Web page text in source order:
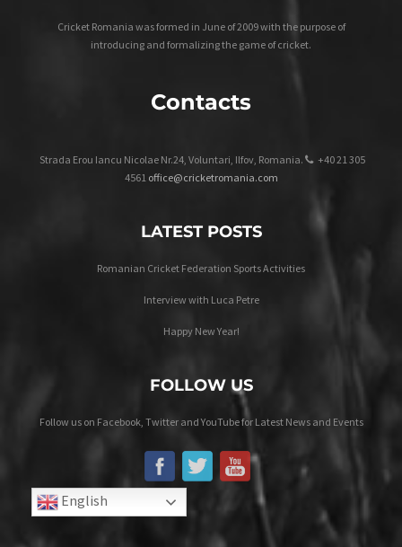
Cricket Romania was formed in June of 2009 with the purpose of
introducing and formalizing the game of cricket.
Contacts
Strada Erou Iancu Nicolae Nr.24, Voluntari, Ilfov, Romania.
+40 21 305
4561 office@cricketromania.com
LATEST POSTS
Romanian Cricket Federation Sports Activities
Interview with Luca Petre
Happy New Year!
FOLLOW US
Follow us on Facebook, Twitter and YouTube for Latest News and Events
English